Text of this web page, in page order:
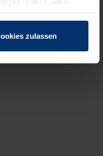
in der Cookie-
zulassen